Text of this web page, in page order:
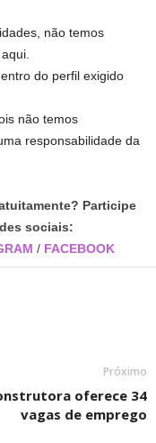
não temos
do perfil exigido
não temos
responsabilidade da
Participe
sociais:
/ FACEBOOK
Próximo
oferece 34
vagas de emprego